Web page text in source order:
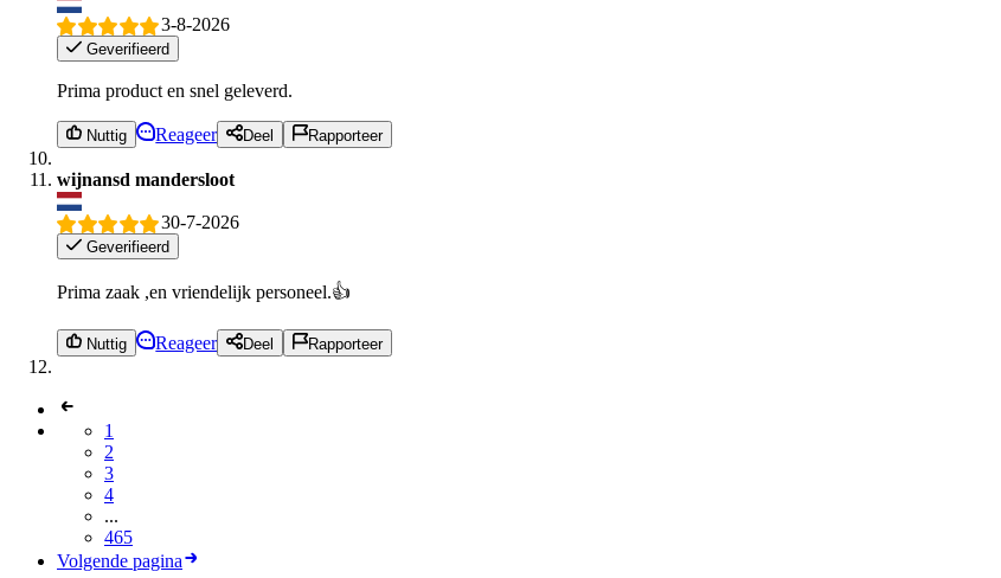
3-8-2026
Geverifieerd
Prima product en snel geleverd.
Nuttig Reageer Deel Rapporteer
wijnansd mandersloot
30-7-2026
Geverifieerd
Prima zaak ,en vriendelijk personeel.👍
Nuttig Reageer Deel Rapporteer
1
2
3
4
...
465
Volgende pagina